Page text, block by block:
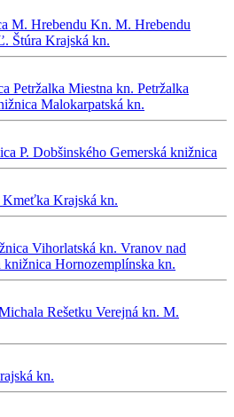
M. Hrebendu Kn. M. Hrebendu
Štúra Krajská kn.
Petržalka Miestna kn. Petržalka
Malokarpatská kn.
P. Dobšinského Gemerská knižnica
Kmeťka Krajská kn.
Vihorlatská kn. Vranov nad
knižnica Hornozemplínska kn.
Rešetku Verejná kn. M.
kn.